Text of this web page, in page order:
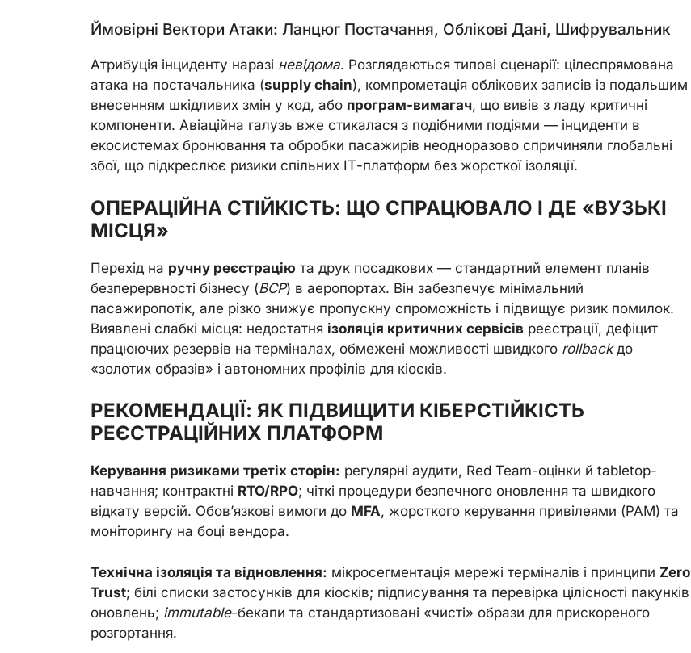
Ймовірні Вектори Атаки: Ланцюг Постачання, Облікові Дані, Шифрувальник
Атрибуція інциденту наразі невідома. Розглядаються типові сценарії: цілеспрямована
атака на постачальника (supply chain), компрометація облікових записів із подальшим
внесенням шкідливих змін у код, або програм-вимагач, що вивів з ладу критичні
компоненти. Авіаційна галузь вже стикалася з подібними подіями — інциденти в
екосистемах бронювання та обробки пасажирів неодноразово спричиняли глобальні
збої, що підкреслює ризики спільних ІТ-платформ без жорсткої ізоляції.
ОПЕРАЦІЙНА СТІЙКІСТЬ: ЩО СПРАЦЮВАЛО І ДЕ «ВУЗЬКІ
МІСЦЯ»
Перехід на ручну реєстрацію та друк посадкових — стандартний елемент планів
безперервності бізнесу (BCP) в аеропортах. Він забезпечує мінімальний
пасажиропотік, але різко знижує пропускну спроможність і підвищує ризик помилок.
Виявлені слабкі місця: недостатня ізоляція критичних сервісів реєстрації, дефіцит
працюючих резервів на терміналах, обмежені можливості швидкого rollbackдо
«золотих образів» і автономних профілів для кіосків.
РЕКОМЕНДАЦІЇ: ЯК ПІДВИЩИТИ КІБЕРСТІЙКІСТЬ
РЕЄСТРАЦІЙНИХ ПЛАТФОРМ
Керування ризиками третіх сторін: регулярні аудити, Red Team-оцінки й tabletop-
навчання; контрактні RTO/RPO; чіткі процедури безпечного оновлення та швидкого
відкату версій. Обов’язкові вимоги до MFA, жорсткого керування привілеями (PAM) та
моніторингу на боці вендора.
Технічна ізоляція та відновлення: мікросегментація мережі терміналів і принципи Zero
Trust; білi списки застосунків для кіосків; підписування та перевірка цілісності пакунків
оновлень; immutable-бекапи та стандартизовані «чисті» образи для прискореного
розгортання.